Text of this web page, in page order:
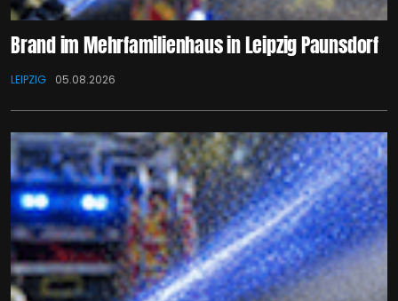
Brand im Mehrfamilienhaus in Leipzig Paunsdorf
LEIPZIG 05.08.2026